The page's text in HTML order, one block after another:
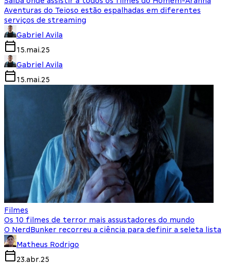
Aventuras do Teioso estão espalhadas em diferentes
serviços de streaming
Gabriel Avila
15.mai.25
Gabriel Avila
15.mai.25
Filmes
Os 10 filmes de terror mais assustadores do mundo
O NerdBunker recorreu a ciência para definir a seleta lista
Matheus Rodrigo
23.abr.25